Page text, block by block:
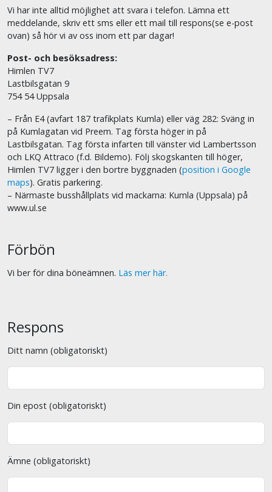
Vi har inte alltid möjlighet att svara i telefon. Lämna ett
meddelande, skriv ett sms eller ett mail till respons(se e-post
ovan) så hör vi av oss inom ett par dagar!
Post- och besöksadress:
Himlen TV7
Lastbilsgatan 9
754 54 Uppsala
– Från E4 (avfart 187 trafikplats Kumla) eller väg 282: Sväng in
på Kumlagatan vid Preem. Tag första höger in på
Lastbilsgatan. Tag första infarten till vänster vid Lambertsson
och LKQ Attraco (f.d. Bildemo). Följ skogskanten till höger,
Himlen TV7 ligger i den bortre byggnaden (position i Google
maps). Gratis parkering.
– Närmaste busshållplats vid mackarna: Kumla (Uppsala) på
www.ul.se
Förbön
Vi ber för dina böneämnen. Läs mer här.
Respons
Ditt namn (obligatoriskt)
Din epost (obligatoriskt)
Ämne (obligatoriskt)